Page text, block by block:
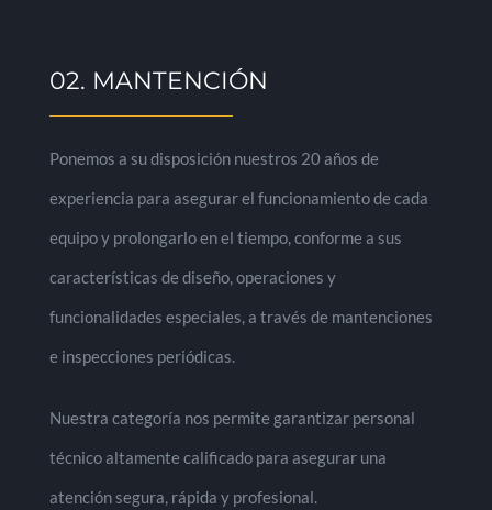
02. MANTENCIÓN
Ponemos a su disposición nuestros 20 años de
experiencia para asegurar el funcionamiento de cada
equipo y prolongarlo en el tiempo, conforme a sus
características de diseño, operaciones y
funcionalidades especiales, a través de mantenciones
e inspecciones periódicas.
Nuestra categoría nos permite garantizar personal
técnico altamente calificado para asegurar una
atención segura, rápida y profesional.